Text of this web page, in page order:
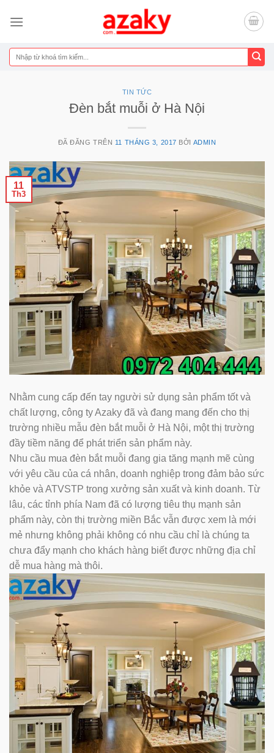
đến
dung
Tìm
kiếm:
TIN TỨC
Đèn bắt muỗi ở Hà Nội
ĐÃ ĐĂNG TRÊN 11 THÁNG 3, 2017 BỞI ADMIN
11
Th3
Nhằm cung cấp đến tay người sử dụng sản phẩm tốt và
chất lượng, công ty Azaky đã và đang mang đến cho thị
trường nhiều mẫu đèn bắt muỗi ở Hà Nội, một thị trường
đầy tiềm năng để phát triển sản phẩm này.
Nhu cầu mua đèn bắt muỗi đang gia tăng mạnh mẽ cùng
với yêu cầu của cá nhân, doanh nghiệp trong đảm bảo sức
khỏe và ATVSTP trong xưởng sản xuất và kinh doanh. Từ
lâu, các tỉnh phía Nam đã có lượng tiêu thụ mạnh sản
phẩm này, còn thị trường miền Bắc vẫn được xem là mới
mẻ nhưng không phải không có nhu cầu chỉ là chúng ta
chưa đẩy mạnh cho khách hàng biết được những địa chỉ
dễ mua hàng mà thôi.